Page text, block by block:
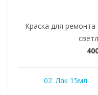
Краска для ремонта
02. Лак 15мл